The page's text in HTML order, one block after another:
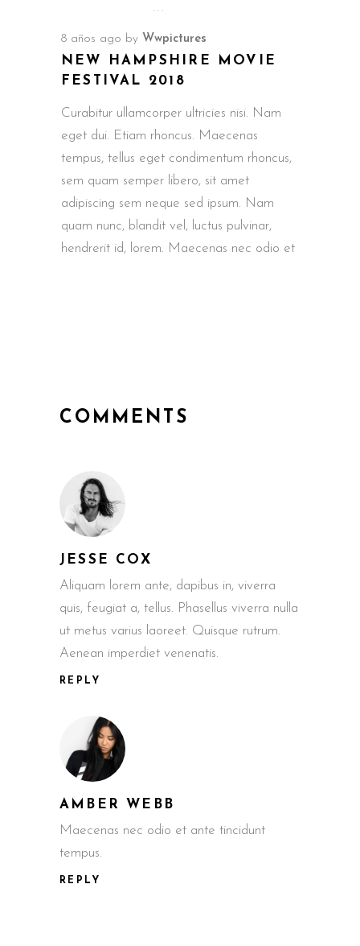
8 años ago by Wwpictures
NEW HAMPSHIRE MOVIE
FESTIVAL 2018
Curabitur ullamcorper ultricies nisi. Nam
eget dui. Etiam rhoncus. Maecenas
tempus, tellus eget condimentum rhoncus,
sem quam semper libero, sit amet
adipiscing sem neque sed ipsum. Nam
quam nunc, blandit vel, luctus pulvinar,
hendrerit id, lorem. Maecenas nec odio et
COMMENTS
JESSE COX
Aliquam lorem ante, dapibus in, viverra
quis, feugiat a, tellus. Phasellus viverra nulla
ut metus varius laoreet. Quisque rutrum.
Aenean imperdiet venenatis.
REPLY
AMBER WEBB
Maecenas nec odio et ante tincidunt
tempus.
REPLY